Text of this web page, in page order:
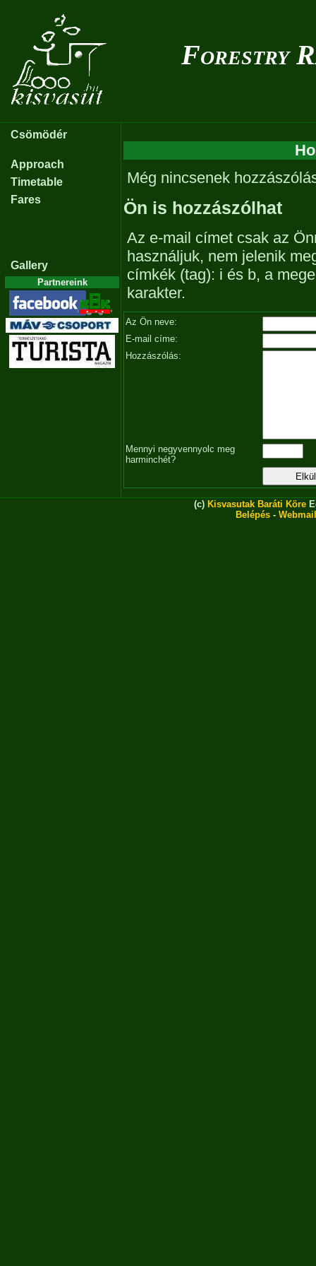
Forestry
Csömödér
Approach
Timetable
Fares
Gallery
Partnereink
Még nincsenek
Ön is hozzászólhat
Az e-mail címet csak az
használjuk, nem jelenik
címkék (tag): i és b, a
karakter.
Az Ön neve:
E-mail címe:
Hozzászólás:
Mennyi negyvennyolc meg
harminchét?
(c) Kisvasutak Baráti Köre
Belépés - Webmail